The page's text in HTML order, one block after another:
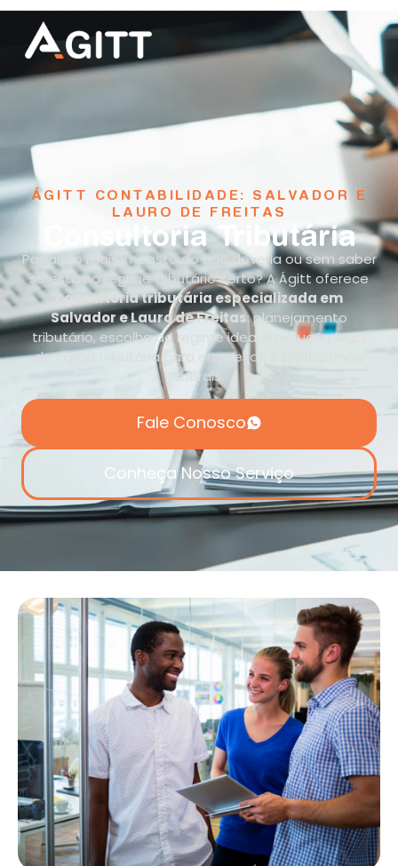
ÁGITT CONTABILIDADE: SALVADOR E
LAURO DE FREITAS
Consultoria Tributária
Pagando mais imposto do que deveria ou sem saber
se está no regime tributário certo? A Ágitt oferece
consultoria tributária especializada em
Salvador e Lauro de Freitas: planejamento
tributário, escolha do regime ideal e redução legal
da carga tributária para empresas e profissionais
liberais.
Fale Conosco
Conheça Nosso Serviço